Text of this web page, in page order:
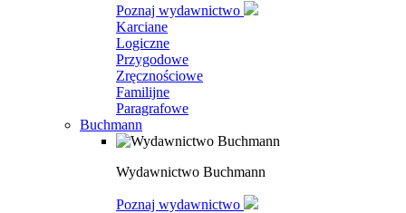
Poznaj wydawnictwo
Karciane
Logiczne
Przygodowe
Zręcznościowe
Familijne
Paragrafowe
Buchmann
Wydawnictwo Buchmann
Poznaj wydawnictwo